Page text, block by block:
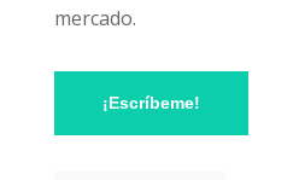
mercado.
¡Escríbeme!